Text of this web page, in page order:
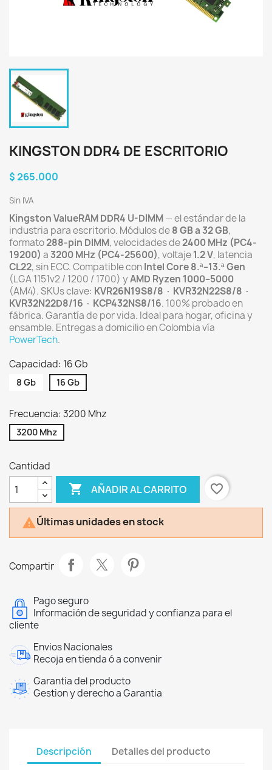
KINGSTON DDR4 DE ESCRITORIO
$ 265.000
Sin IVA
Kingston ValueRAM DDR4 U-DIMM— el estándar de la
industria para escritorio. Módulos de8 GB a 32 GB,
formato288-pin DIMM, velocidades de2400 MHz (PC4-
19200) a 3200 MHz (PC4-25600), voltaje1.2 V, latencia
CL22, sin ECC. Compatible conIntel Core 8.ª–13.ª Gen
(LGA 1151v2 / 1200 / 1700) yAMD Ryzen 1000–5000
(AM4). SKUs clave: KVR26N19S8/8 · KVR32N22S8/8 ·
KVR32N22D8/16 · KCP432NS8/16. 100% probado en
fábrica. Garantía de por vida. Ideal para hogar, oficina y
ensamble. Entregas a domicilio en Colombia vía
PowerTech.
Capacidad: 16 Gb
8 Gb 16 Gb
Frecuencia: 3200 Mhz
3200 Mhz
Cantidad
 AÑADIR AL CARRITO favorite_border
Últimas unidades en stock
Compartir
Pago seguro
Información de seguridad y confianza para el
cliente
Envios Nacionales
Recoja en tienda ó a convenir
Garantia del producto
Gestion y derecho a Garantia
Descripción Detalles del producto